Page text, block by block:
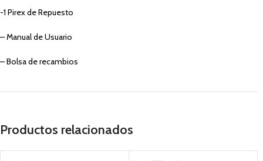
-1 Pirex de Repuesto
– Manual de Usuario
– Bolsa de recambios
Productos relacionados